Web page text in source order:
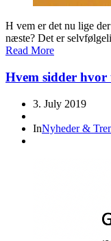
H vem er det nu lige
næste? Det er
Read More
Hvem sidder hvor
3. July 2019
InNyheder &